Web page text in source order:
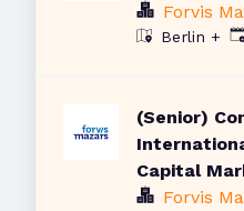
Forvis
Berlin +
(Senior)
Capital
genders)
Forvis